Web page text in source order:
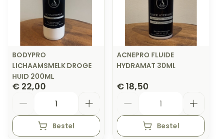
BODYPRO
LICHAAMSMELK DROGE
HUID 200ML
€ 22,00
Bestel
ACNEPRO FLUIDE
HYDRAMAT 30ML
€ 18,50
Bestel